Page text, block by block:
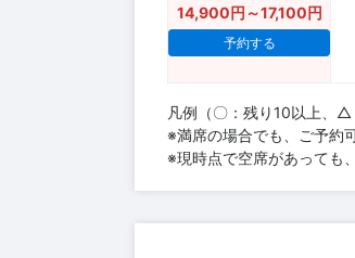
14,900円～17,100円
予約する
凡例（〇：残り10以上、△
※満席の場合でも、ご予約
※現時点で空席があっても